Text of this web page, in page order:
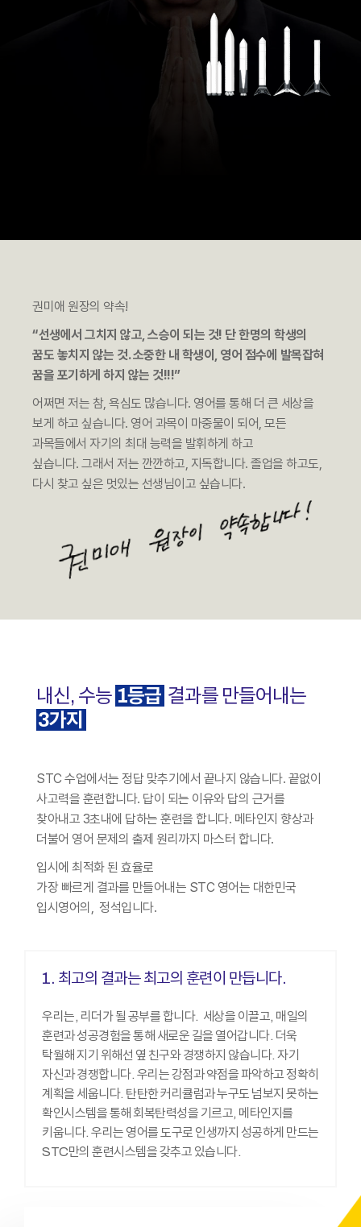
권미애 원장의 약속!
“선생에서 그치지 않고, 스승이 되는 것! 단 한명의 학생의
꿈도 놓치지 않는 것.소중한 내 학생이, 영어 점수에 발목잡혀
꿈을 포기하게 하지 않는 것!!!”
어쩌면 저는 참, 욕심도 많습니다. 영어를 통해 더 큰 세상을
보게 하고 싶습니다. 영어 과목이 마중물이 되어, 모든
과목들에서 자기의 최대 능력을 발휘하게 하고
싶습니다. 그래서 저는 깐깐하고, 지독합니다. 졸업을 하고도,
다시 찾고 싶은 멋있는 선생님이고 싶습니다.
내신, 수능 1등급 결과를 만들어내는
3가지
STC 수업에서는 정답 맞추기에서 끝나지 않습니다. 끝없이
사고력을 훈련합니다. 답이 되는 이유와 답의 근거를
찾아내고 3초내에 답하는 훈련을 합니다. 메타인지 향상과
더불어 영어 문제의 출제 원리까지 마스터 합니다.
입시에 최적화 된 효율로
가장 빠르게 결과를 만들어내는 STC 영어는 대한민국
입시영어의, 정석입니다.
1. 최고의 결과는 최고의 훈련이 만듭니다.​
우리는, 리더가 될 공부를 합니다. ​ 세상을 이끌고, 매일의
훈련과 성공경험을 통해 새로운 길을 열어갑니다. 더욱
탁월해 지기 위해선 옆 친구와 경쟁하지 않습니다. 자기
자신과 경쟁합니다. 우리는 강점과 약점을 파악하고 정확히
계획을 세웁니다. 탄탄한 커리큘럼과 누구도 넘보지 못하는
확인시스템을 통해 회복탄력성을 기르고, 메타인지를
키웁니다. 우리는 영어를 도구로 인생까지 성공하게 만드는
STC만의 훈련시스템을 갖추고 있습니다.